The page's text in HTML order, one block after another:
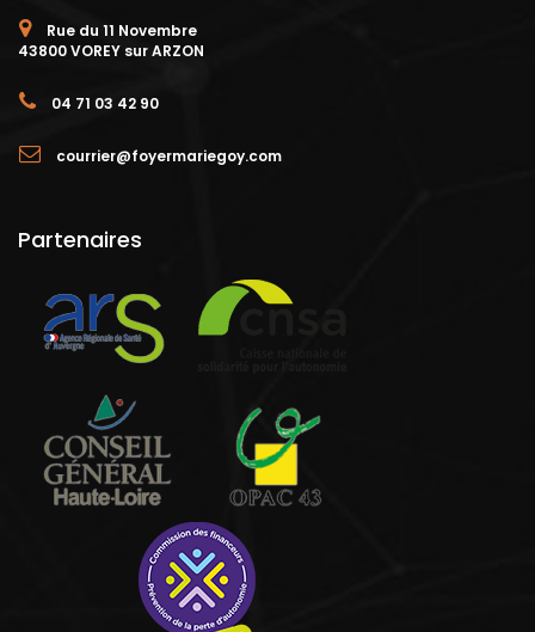
Rue du 11 Novembre
43800 VOREY sur ARZON
04 71 03 42 90
courrier@foyermariegoy.com
Partenaires